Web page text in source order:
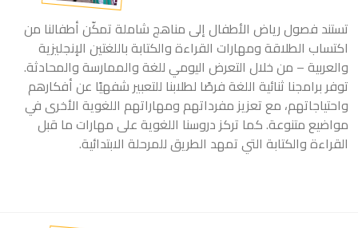
تستند فصول رياض الأطفال إلى مناهج شاملة تمكّن أطفالنا من
اكتساب الطلاقة ومهارات القراءة والكتابة باللغتين الإنجليزية
والعربية – من خلال التعرض اليومي للغة والممارسة والمحادثة.
توفر برامجنا ثنائية اللغة فرصًا لطلابنا للتعبير شفهيًا عن أفكارهم
واحتياجاتهم، مع تعزيز مفرداتهم ومهاراتهم اللغوية الأخرى في
مواضيع متنوعة. كما تركز دروسنا اللغوية على مهارات ما قبل
القراءة والكتابة التي تمهد الطريق للمرحلة الابتدائية.